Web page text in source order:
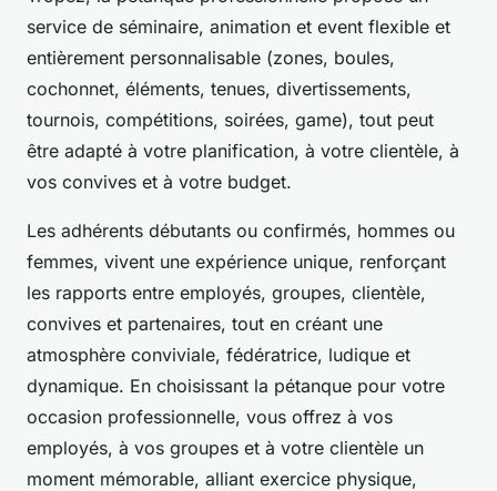
service de séminaire, animation et event flexible et
entièrement personnalisable (zones, boules,
cochonnet, éléments, tenues, divertissements,
tournois, compétitions, soirées, game), tout peut
être adapté à votre planification, à votre clientèle, à
vos convives et à votre budget.
Les adhérents débutants ou confirmés, hommes ou
femmes, vivent une expérience unique, renforçant
les rapports entre employés, groupes, clientèle,
convives et partenaires, tout en créant une
atmosphère conviviale, fédératrice, ludique et
dynamique. En choisissant la pétanque pour votre
occasion professionnelle, vous offrez à vos
employés, à vos groupes et à votre clientèle un
moment mémorable, alliant exercice physique,